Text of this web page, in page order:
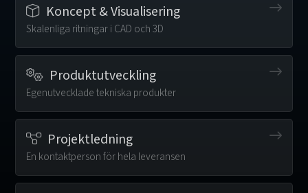
Koncept & Visualisering
Skalenliga ritningar i CAD och 3D
Produktutveckling
Egenutvecklade tekniska produkter
Projektledning
En kontaktperson för hela leveransen